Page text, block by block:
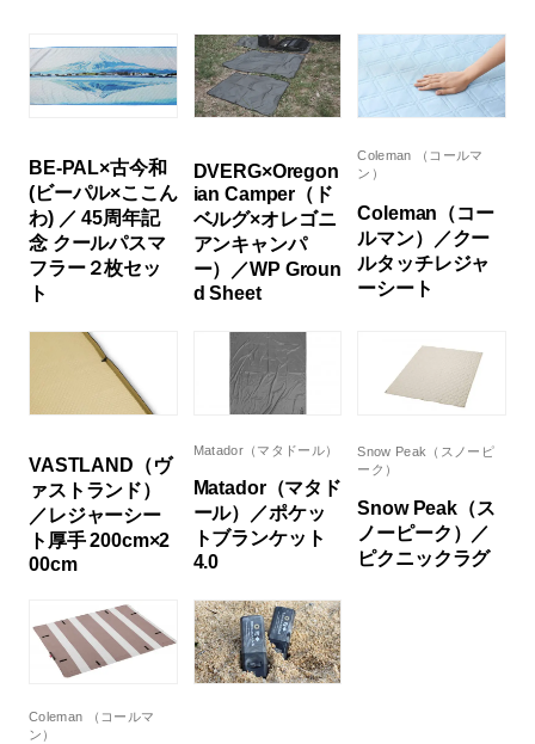
BE-PAL×古今和
(ビーパル×ここん
わ) ／ 45周年記
念 クールパスマ
フラー２枚セッ
ト
DVERG×Oregon
ian Camper（ド
ベルグ×オレゴニ
アンキャンパ
ー）／WP Groun
d Sheet
Coleman （コールマ
ン）
Coleman（コー
ルマン）／クー
ルタッチレジャ
ーシート
VASTLAND（ヴ
ァストランド）
／レジャーシー
ト厚手 200cm×2
00cm
Matador（マタドール）
Matador（マタド
ール）／ポケッ
トブランケット
4.0
Snow Peak（スノーピ
ーク）
Snow Peak（ス
ノーピーク）／
ピクニックラグ
Coleman （コールマ
ン）